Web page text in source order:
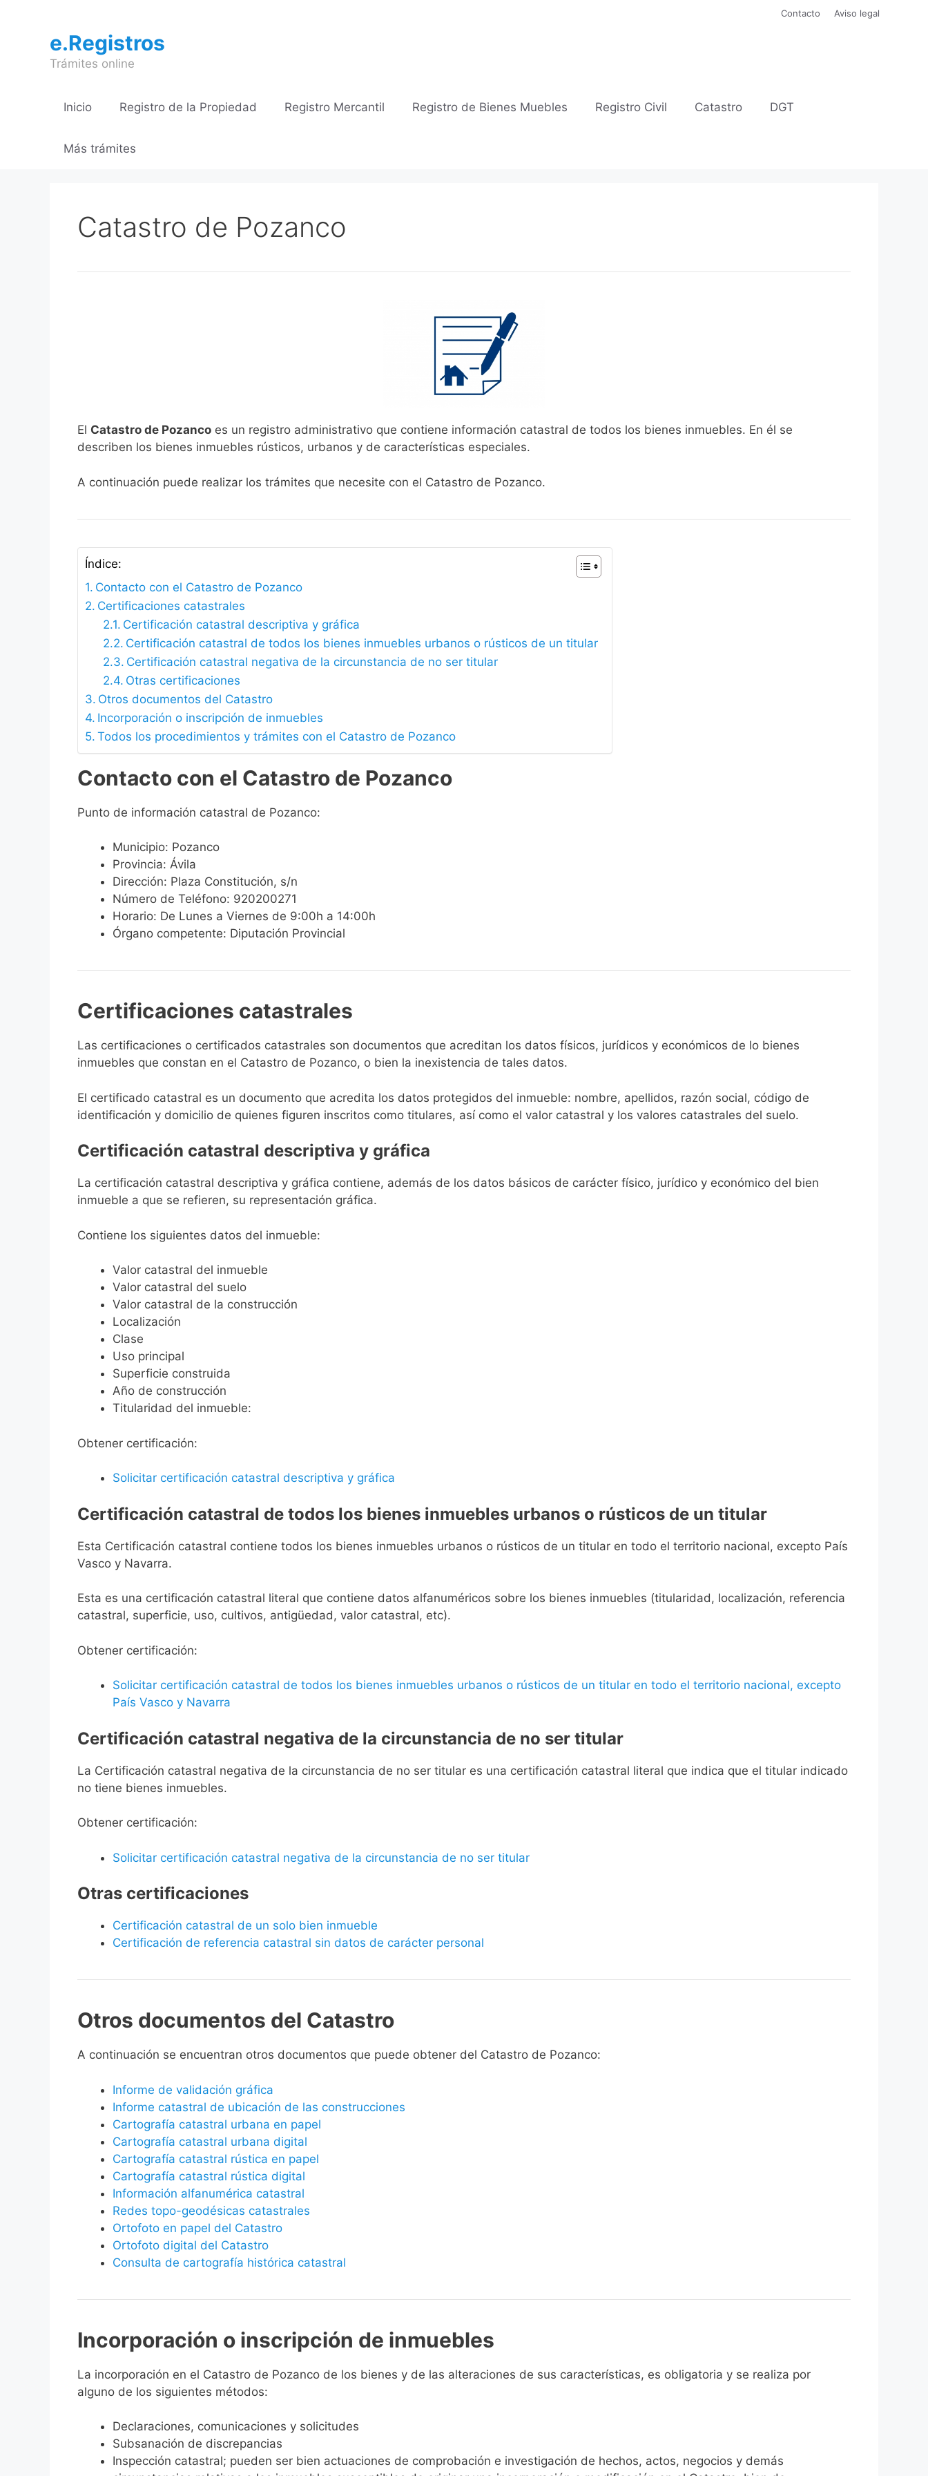
contenido
Contacto Aviso legal
e.Registros
Trámites online
Inicio Registro de la Propiedad Registro Mercantil Registro de Bienes Muebles Registro Civil Catastro DGT
Más trámites
Catastro de Pozanco
El Catastro de Pozanco es un registro administrativo que contiene información catastral de todos los bienes inmuebles. En él se
describen los bienes inmuebles rústicos, urbanos y de características especiales.
A continuación puede realizar los trámites que necesite con el Catastro de Pozanco.
Índice:
Contacto con el Catastro de Pozanco
Certificaciones catastrales
Certificación catastral descriptiva y gráfica
Certificación catastral de todos los bienes inmuebles urbanos o rústicos de un titular
Certificación catastral negativa de la circunstancia de no ser titular
Otras certificaciones
Otros documentos del Catastro
Incorporación o inscripción de inmuebles
Todos los procedimientos y trámites con el Catastro de Pozanco
Contacto con el Catastro de Pozanco
Punto de información catastral de Pozanco:
Municipio: Pozanco
Provincia: Ávila
Dirección: Plaza Constitución, s/n
Número de Teléfono: 920200271
Horario: De Lunes a Viernes de 9:00h a 14:00h
Órgano competente: Diputación Provincial
Certificaciones catastrales
Las certificaciones o certificados catastrales son documentos que acreditan los datos físicos, jurídicos y económicos de lo bienes
inmuebles que constan en el Catastro de Pozanco, o bien la inexistencia de tales datos.
El certificado catastral es un documento que acredita los datos protegidos del inmueble: nombre, apellidos, razón social, código de
identificación y domicilio de quienes figuren inscritos como titulares, así como el valor catastral y los valores catastrales del suelo.
Certificación catastral descriptiva y gráfica
La certificación catastral descriptiva y gráfica contiene, además de los datos básicos de carácter físico, jurídico y económico del bien
inmueble a que se refieren, su representación gráfica.
Contiene los siguientes datos del inmueble:
Valor catastral del inmueble
Valor catastral del suelo
Valor catastral de la construcción
Localización
Clase
Uso principal
Superficie construida
Año de construcción
Titularidad del inmueble:
Obtener certificación:
Solicitar certificación catastral descriptiva y gráfica
Certificación catastral de todos los bienes inmuebles urbanos o rústicos de un titular
Esta Certificación catastral contiene todos los bienes inmuebles urbanos o rústicos de un titular en todo el territorio nacional, excepto País
Vasco y Navarra.
Esta es una certificación catastral literal que contiene datos alfanuméricos sobre los bienes inmuebles (titularidad, localización, referencia
catastral, superficie, uso, cultivos, antigüedad, valor catastral, etc).
Obtener certificación:
Solicitar certificación catastral de todos los bienes inmuebles urbanos o rústicos de un titular en todo el territorio nacional, excepto
País Vasco y Navarra
Certificación catastral negativa de la circunstancia de no ser titular
La Certificación catastral negativa de la circunstancia de no ser titular es una certificación catastral literal que indica que el titular indicado
no tiene bienes inmuebles.
Obtener certificación:
Solicitar certificación catastral negativa de la circunstancia de no ser titular
Otras certificaciones
Certificación catastral de un solo bien inmueble
Certificación de referencia catastral sin datos de carácter personal
Otros documentos del Catastro
A continuación se encuentran otros documentos que puede obtener del Catastro de Pozanco:
Informe de validación gráfica
Informe catastral de ubicación de las construcciones
Cartografía catastral urbana en papel
Cartografía catastral urbana digital
Cartografía catastral rústica en papel
Cartografía catastral rústica digital
Información alfanumérica catastral
Redes topo-geodésicas catastrales
Ortofoto en papel del Catastro
Ortofoto digital del Catastro
Consulta de cartografía histórica catastral
Incorporación o inscripción de inmuebles
La incorporación en el Catastro de Pozanco de los bienes y de las alteraciones de sus características, es obligatoria y se realiza por
alguno de los siguientes métodos:
Declaraciones, comunicaciones y solicitudes
Subsanación de discrepancias
Inspección catastral; pueden ser bien actuaciones de comprobación e investigación de hechos, actos, negocios y demás